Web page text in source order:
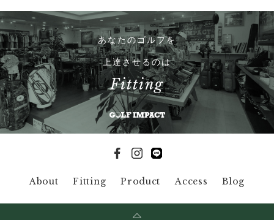
あなたのゴルフを
上達させるのは
Fitting
About Fitting Product Access Blog